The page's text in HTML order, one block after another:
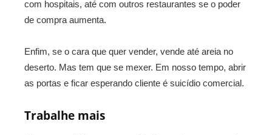
com hospitais, até com outros restaurantes se o poder
de compra aumenta.
Enfim, se o cara que quer vender, vende até areia no
deserto. Mas tem que se mexer. Em nosso tempo, abrir
as portas e ficar esperando cliente é suicídio comercial.
Trabalhe mais